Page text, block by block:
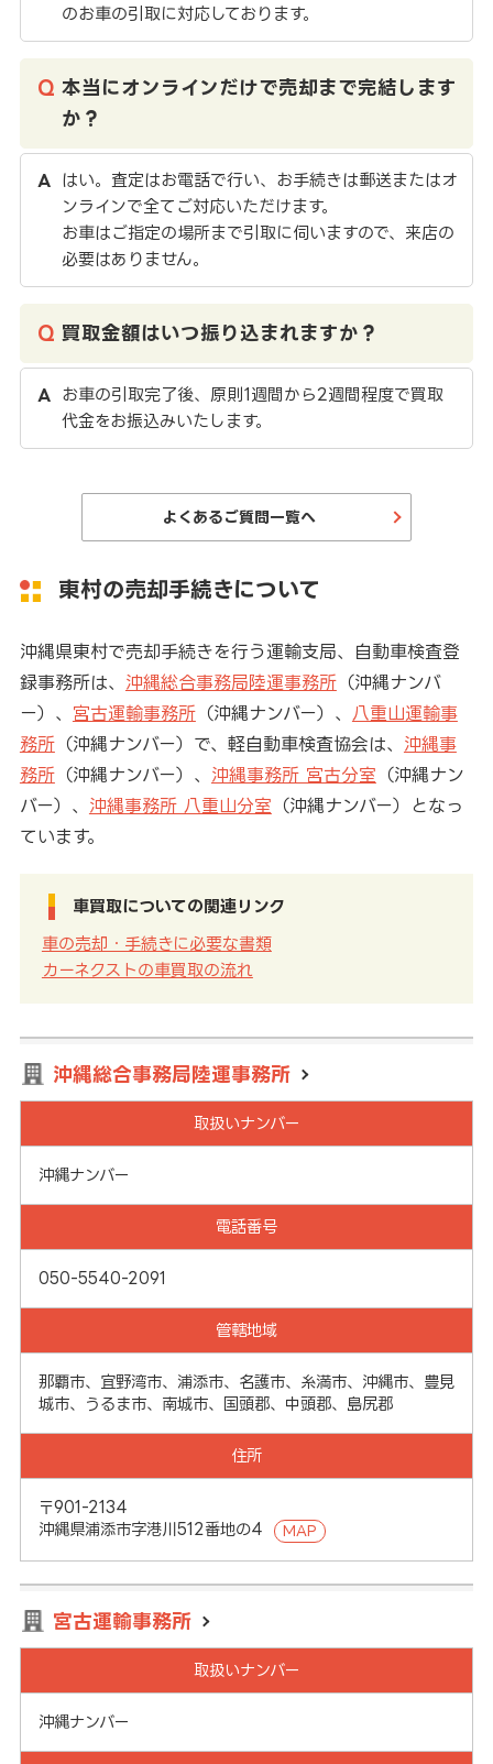
のお車の引取に対応しております。
本当にオンラインだけで売却まで完結します
か？
はい。査定はお電話で行い、お手続きは郵送またはオ
ンラインで全てご対応いただけます。
お車はご指定の場所まで引取に伺いますので、来店の
必要はありません。
買取金額はいつ振り込まれますか？
お車の引取完了後、原則1週間から2週間程度で買取
代金をお振込みいたします。
よくあるご質問一覧へ
東村の売却手続きについて
沖縄県東村で売却手続きを行う運輸支局、自動車検査登
録事務所は、 沖縄総合事務局陸運事務所（沖縄ナンバ
ー）、 宮古運輸事務所（沖縄ナンバー）、 八重山運輸事
務所（沖縄ナンバー）で、軽自動車検査協会は、 沖縄事
務所（沖縄ナンバー）、 沖縄事務所 宮古分室 （沖縄ナン
バー）、 沖縄事務所 八重山分室 （沖縄ナンバー）となっ
ています。
車買取についての関連リンク
車の売却・手続きに必要な書類
カーネクストの車買取の流れ
沖縄総合事務局陸運事務所
取扱いナンバー
沖縄ナンバー
電話番号
050-5540-2091
管轄地域
那覇市、宜野湾市、浦添市、名護市、糸満市、沖縄市、豊見
城市、うるま市、南城市、国頭郡、中頭郡、島尻郡
住所
〒901-2134
沖縄県浦添市字港川512番地の4
MAP
宮古運輸事務所
取扱いナンバー
沖縄ナンバー